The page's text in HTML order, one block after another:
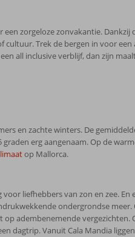
zorgeloze zonvakantie. Dankzij
Trek de bergen in voor een
all inclusive verblijf, dan zijn
en zachte winters. De
erg aangenaam. Op de
op Mallorca.
liefhebbers van zon en zee. En
ondergrondse meer.
adembenemende vergezichten.
dagtrip. Vanuit Cala Mandia